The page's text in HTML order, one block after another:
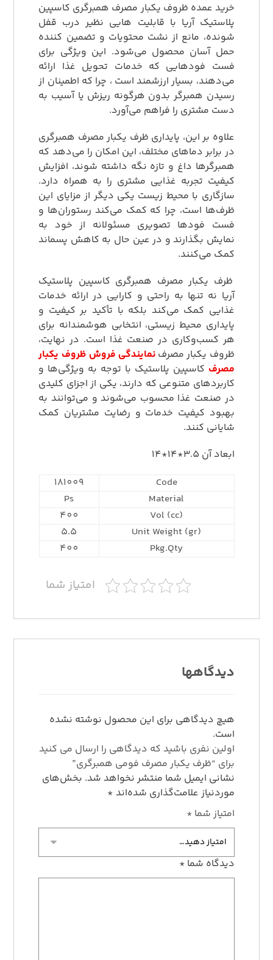
خرید عمده ظروف یکبار مصرف همبرگری کاسپین
پلاستیک آریا با قابلیت‌ هایی نظیر درب قفل‌
شونده، مانع از نشت محتویات و تضمین کننده
حمل آسان محصول می‌شود. این ویژگی برای
فست فودهایی که خدمات تحویل غذا ارائه
می‌دهند، بسیار ارزشمند است ، چرا که اطمینان از
رسیدن همبرگر بدون هرگونه ریزش یا آسیب به
دست مشتری را فراهم می‌آورد.
علاوه بر این، پایداری ظرف یکبار مصرف همبرگری
در برابر دماهای مختلف، این امکان را می‌دهد که
همبرگرها داغ و تازه نگه داشته شوند، افزایش
کیفیت تجربه غذایی مشتری را به همراه دارد.
سازگاری با محیط زیست یکی دیگر از مزایای این
ظرف‌ها است، چرا که کمک می‌کند رستوران‌ها و
فست فودها تصویری مسئولانه از خود به
نمایش بگذارند و در عین حال به کاهش پسماند
کمک می‌کنند.
ظرف یکبار مصرف همبرگری کاسپین پلاستیک
آریا نه تنها به راحتی و کارایی در ارائه خدمات
غذایی کمک می‌کند بلکه با تأکید بر کیفیت و
پایداری محیط زیستی، انتخابی هوشمندانه برای
هر کسب‌وکاری در صنعت غذا است. در نهایت،
ظروف یکبار مصرف نمایندگی فروش ظروف یکبار
مصرف کاسپین پلاستیک با توجه به ویژگی‌ها و
کاربردهای متنوعی که دارند، یکی از اجزای کلیدی
در صنعت غذا محسوب می‌شوند و می‌توانند به
بهبود کیفیت خدمات و رضایت مشتریان کمک
شایانی کنند.
ابعاد آن 3.5*14*14
Code
181009
Material
Ps
Vol (cc)
400
Unit Weight (gr)
5.5
Pkg.Qty
400
امتیاز شما
دیدگاهها
هیچ دیدگاهی برای این محصول نوشته نشده
است.
اولین نفری باشید که دیدگاهی را ارسال می کنید
برای “ظرف یکبار مصرف فومی همبرگری”
نشانی ایمیل شما منتشر نخواهد شد. بخش‌های
موردنیاز علامت‌گذاری شده‌اند *
امتیاز شما *
دیدگاه شما *